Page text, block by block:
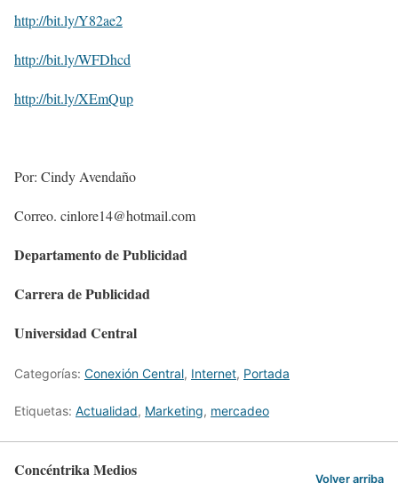
http://bit.ly/Y82ae2
http://bit.ly/WFDhcd
http://bit.ly/XEmQup
Por: Cindy Avendaño
Correo. cinlore14@hotmail.com
Departamento de Publicidad
Carrera de Publicidad
Universidad Central
Categorías: Conexión Central, Internet, Portada
Etiquetas: Actualidad, Marketing, mercadeo
Concéntrika Medios Volver arriba